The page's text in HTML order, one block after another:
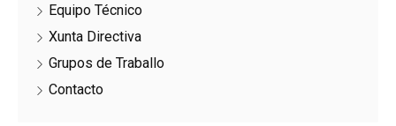
Equipo Técnico
Xunta Directiva
Grupos de Traballo
Contacto